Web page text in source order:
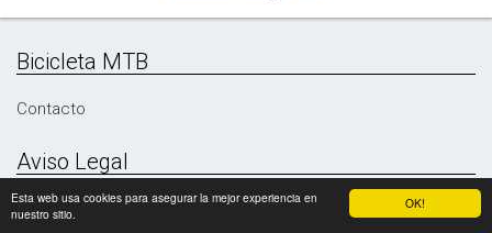
OK!
Esta web usa cookies para asegurar la mejor experiencia en
nuestro sitio.
Bicicleta MTB
Contacto
Aviso Legal
El grupo propietario de www.aventuramtb.es declara que en